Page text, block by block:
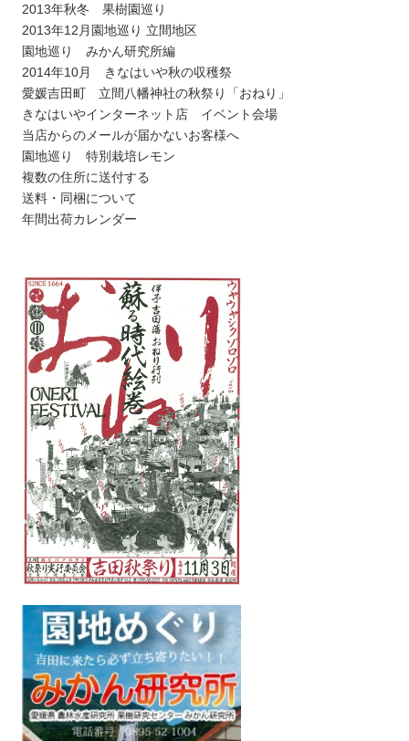
2013年秋冬 果樹園巡り
2013年12月園地巡り 立間地区
園地巡り みかん研究所編
2014年10月 きなはいや秋の収穫祭
愛媛吉田町 立間八幡神社の秋祭り「おねり」
きなはいやインターネット店 イベント会場
当店からのメールが届かないお客様へ
園地巡り 特別栽培レモン
複数の住所に送付する
送料・同梱について
年間出荷カレンダー